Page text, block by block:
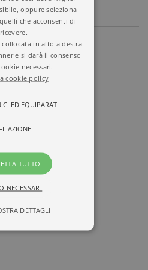
oppure seleziona
che acconsenti di
ricevere.
collocata in alto a destra
e si darà il consenso
necessari.
cookie policy
ED EQUIPARATI
TUTTO
NECESSARI
DETTAGLI
ed equiparati